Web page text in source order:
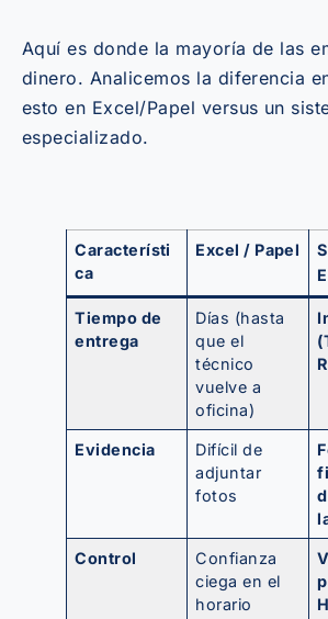
Aquí es donde la mayoría de las
dinero. Analicemos la diferencia
esto en Excel/Papel versus un
especializado.
Característi
ca
Excel / Papel
Tiempo de
entrega
Días (hasta
que el
técnico
vuelve a
oficina)
Evidencia
Difícil de
adjuntar
fotos
Control
Confianza
ciega en el
horario